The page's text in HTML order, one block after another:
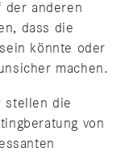
der anderen
dass die
könnte oder
machen.
stellen die
von